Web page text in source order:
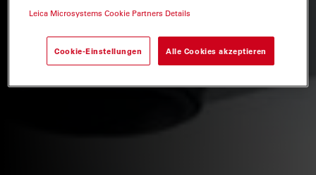
Leica Microsystems Cookie Partners Details
Cookie-Einstellungen Alle Cookies akzeptieren